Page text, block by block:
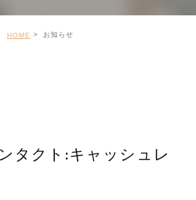
HOME お知らせ
タクト:キャッシュレ